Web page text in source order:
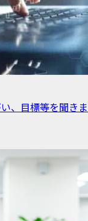
、目標等を聞きま